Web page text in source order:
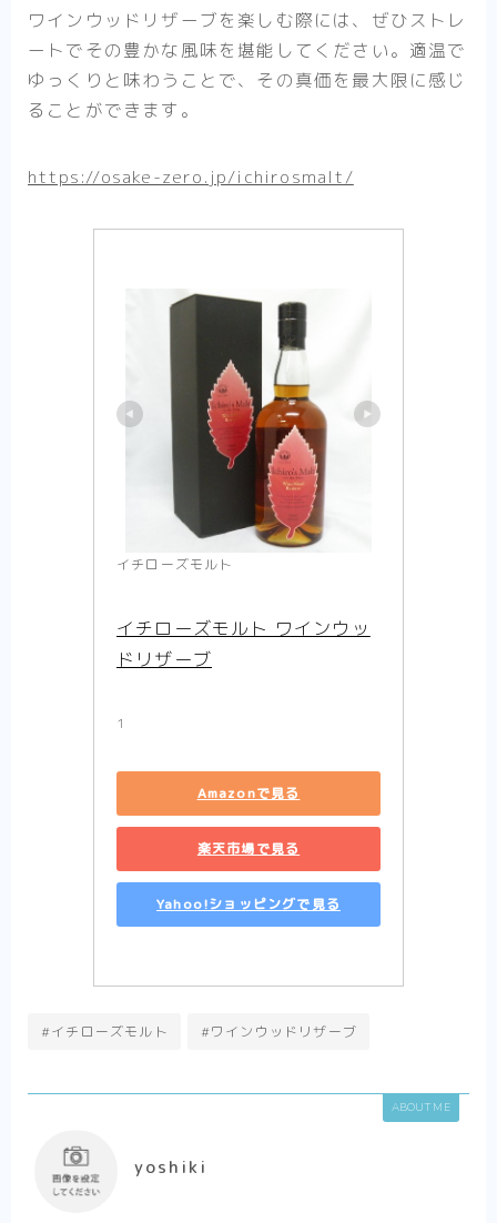
ワインウッドリザーブを楽しむ際には、ぜひストレ
ートでその豊かな風味を堪能してください。適温で
ゆっくりと味わうことで、その真価を最大限に感じ
ることができます。
https://osake-zero.jp/ichirosmalt/
イチローズモルト
イチローズモルト ワインウッ
ドリザーブ
1
Amazonで見る
楽天市場で見る
Yahoo!ショッピングで見る
#イチローズモルト #ワインウッドリザーブ
ABOUT ME
yoshiki